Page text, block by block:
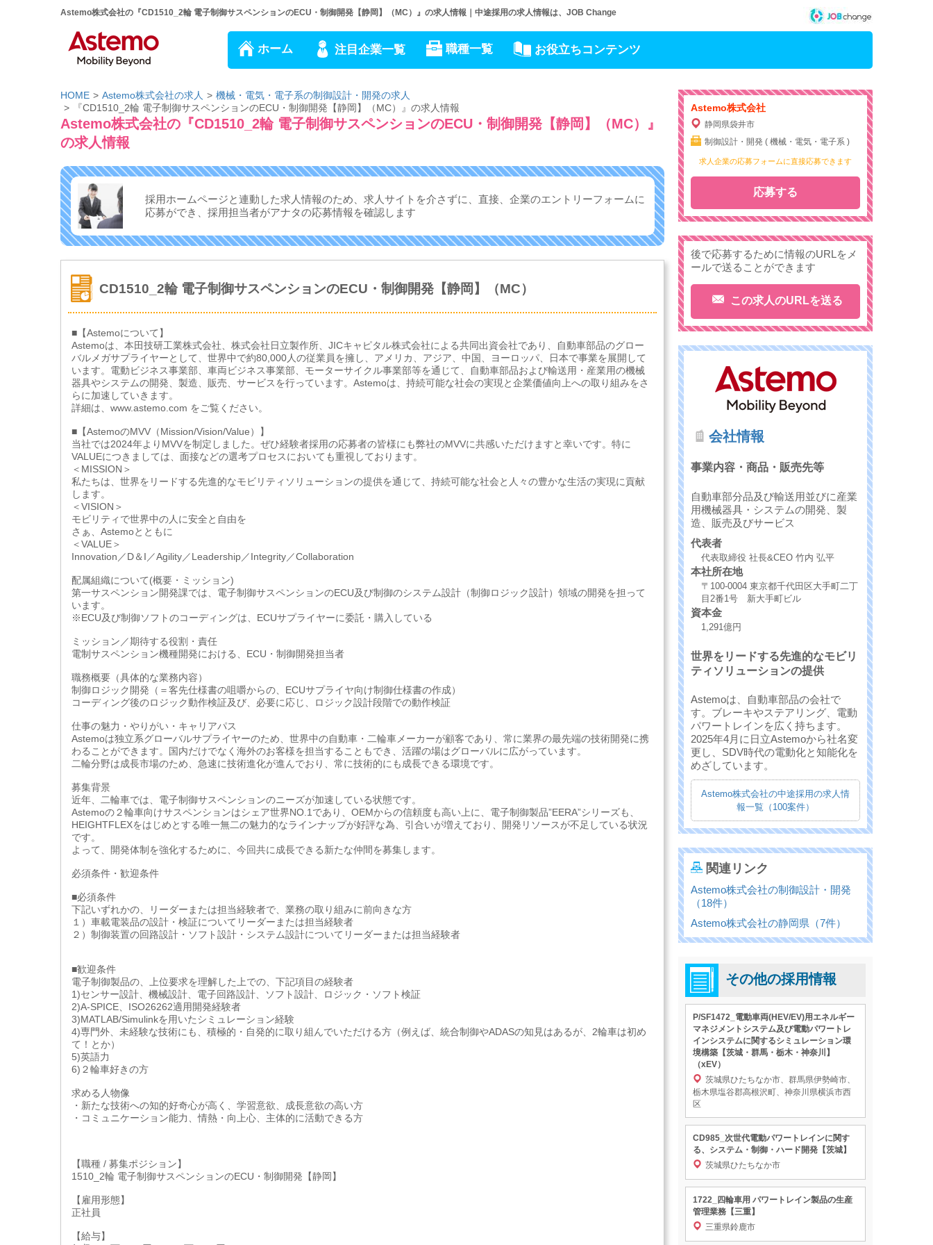
Astemo株式会社の『CD1510_2輪 電子制御サスペンションのECU・制御開発【静岡】（MC）』の求人情報｜中途採用の求人情報は、JOB Change
ホーム 注目企業一覧 職種一覧 お役立ちコンテンツ
HOME Astemo株式会社の求人
機械・電気・電子系の制御設計・開発の求人
『CD1510_2輪 電子制御サスペンションのECU・制御開発【静岡】（MC）』の求人情報
Astemo株式会社の『CD1510_2輪 電子制御サスペンションのECU・制御開発【静岡】（MC）』
の求人情報
採用ホームページと連動した求人情報のため、求人サイトを介さずに、 直接、企業のエントリーフォームに
応募ができ、 採用担当者がアナタの応募情報を確認します
CD1510_2輪 電子制御サスペンションのECU・制御開発【静岡】（MC）
■【Astemoについて】
Astemoは、本田技研工業株式会社、株式会社日立製作所、JICキャピタル株式会社による共同出資会社であり、自動車部品のグロー
バルメガサプライヤーとして、世界中で約80,000人の従業員を擁し、アメリカ、アジア、中国、ヨーロッパ、日本で事業を展開して
います。電動ビジネス事業部、車両ビジネス事業部、モーターサイクル事業部等を通じて、自動車部品および輸送用・産業用の機械
器具やシステムの開発、製造、販売、サービスを行っています。Astemoは、持続可能な社会の実現と企業価値向上への取り組みをさ
らに加速していきます。
詳細は、www.astemo.com をご覧ください。
■【AstemoのMVV（Mission/Vision/Value）】
当社では2024年よりMVVを制定しました。ぜひ経験者採用の応募者の皆様にも弊社のMVVに共感いただけますと幸いです。特に
VALUEにつきましては、面接などの選考プロセスにおいても重視しております。
＜MISSION＞
私たちは、世界をリードする先進的なモビリティソリューションの提供を通じて、持続可能な社会と人々の豊かな生活の実現に貢献
します。
＜VISION＞
モビリティで世界中の人に安全と自由を
さぁ、Astemoとともに
＜VALUE＞
Innovation／D＆I／Agility／Leadership／Integrity／Collaboration
配属組織について(概要・ミッション)
第一サスペンション開発課では、電子制御サスペンションのECU及び制御のシステム設計（制御ロジック設計）領域の開発を担って
います。
※ECU及び制御ソフトのコーディングは、ECUサプライヤーに委託・購入している
ミッション／期待する役割・責任
電制サスペンション機種開発における、ECU・制御開発担当者
職務概要（具体的な業務内容）
制御ロジック開発（＝客先仕様書の咀嚼からの、ECUサプライヤ向け制御仕様書の作成）
コーディング後のロジック動作検証及び、必要に応じ、ロジック設計段階での動作検証
仕事の魅力・やりがい・キャリアパス
Astemoは独立系グローバルサプライヤーのため、世界中の自動車・二輪車メーカーが顧客であり、常に業界の最先端の技術開発に携
わることができます。国内だけでなく海外のお客様を担当することもでき、活躍の場はグローバルに広がっています。
二輪分野は成長市場のため、急速に技術進化が進んでおり、常に技術的にも成長できる環境です。
募集背景
近年、二輪車では、電子制御サスペンションのニーズが加速している状態です。
Astemoの２輪車向けサスペンションはシェア世界NO.1であり、OEMからの信頼度も高い上に、電子制御製品”EERA”シリーズも、
HEIGHTFLEXをはじめとする唯一無二の魅力的なラインナップが好評な為、引合いが増えており、開発リソースが不足している状況
です。
よって、開発体制を強化するために、今回共に成長できる新たな仲間を募集します。
必須条件・歓迎条件
■必須条件
下記いずれかの、リーダーまたは担当経験者で、業務の取り組みに前向きな方
１）車載電装品の設計・検証についてリーダーまたは担当経験者
２）制御装置の回路設計・ソフト設計・システム設計についてリーダーまたは担当経験者
■歓迎条件
電子制御製品の、上位要求を理解した上での、下記項目の経験者
1)センサー設計、機械設計、電子回路設計、ソフト設計、ロジック・ソフト検証
2)A-SPICE、ISO26262適用開発経験者
3)MATLAB/Simulinkを用いたシミュレーション経験
4)専門外、未経験な技術にも、積極的・自発的に取り組んでいただける方（例えば、統合制御やADASの知見はあるが、2輪車は初め
て！とか）
5)英語力
6)２輪車好きの方
求める人物像
・新たな技術への知的好奇心が高く、学習意欲、成長意欲の高い方
・コミュニケーション能力、情熱・向上心、主体的に活動できる方
【職種 / 募集ポジション】
1510_2輪 電子制御サスペンションのECU・制御開発【静岡】
【雇用形態】
正社員
【給与】
Astemo株式会社
静岡県袋井市
制御設計・開発 ( 機械・電気・電子系 )
求人企業の応募フォームに直接応募できます
応募する
後で応募するために情報のURLをメ
ールで送ることができます
この求人のURLを送る
会社情報
事業内容・商品・販売先等
自動車部分品及び輸送用並びに産業
用機械器具・システムの開発、製
造、販売及びサービス
代表者
代表取締役 社長&CEO 竹内 弘平
本社所在地
〒100-0004 東京都千代田区大手町二丁
目2番1号 新大手町ビル
資本金
1,291億円
世界をリードする先進的なモビリ
ティソリューションの提供
Astemoは、自動車部品の会社で
す。ブレーキやステアリング、電動
パワートレインを広く持ちます。
2025年4月に日立Astemoから社名変
更し、SDV時代の電動化と知能化を
めざしています。
Astemo株式会社の中途採用の求人情
報一覧（100案件）
関連リンク
Astemo株式会社の制御設計・開発
（18件）
Astemo株式会社の静岡県（7件）
その他の採用情報
P/SF1472_電動車両(HEV/EV)用エネルギー
マネジメントシステム及び電動パワートレ
インシステムに関するシミュレーション環
境構築【茨城・群馬・栃木・神奈川】
（xEV）
茨城県ひたちなか市、群馬県伊勢崎市、
栃木県塩谷郡高根沢町、神奈川県横浜市西
区
CD985_次世代電動パワートレインに関す
る、システム・制御・ハード開発【茨城】
茨城県ひたちなか市
1722_四輪車用 パワートレイン製品の生産
管理業務【三重】
三重県鈴鹿市